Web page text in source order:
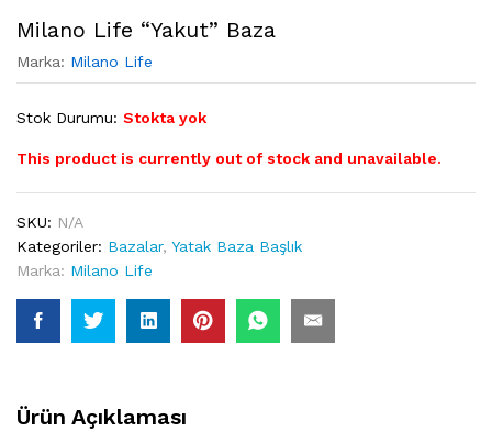
Milano Life “Yakut” Baza
Marka: Milano Life
Stok Durumu: Stokta yok
This product is currently out of stock and unavailable.
SKU: N/A
Kategoriler: Bazalar, Yatak Baza Başlık
Marka: Milano Life
Ürün Açıklaması